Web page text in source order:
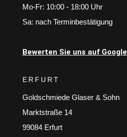
Mo-Fr: 10:00 - 18:00 Uhr
Sa: nach Terminbestätigung
Bewerten Sie uns auf Google
ERFURT
Goldschmiede Glaser & Sohn
Marktstraße 14
99084 Erfurt